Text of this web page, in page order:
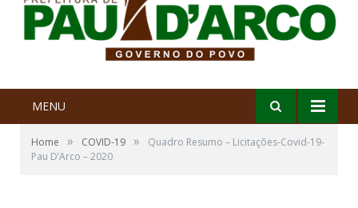
MENU
Home » COVID-19 »
Quadro Resumo – Licitações-Covid-19-
Pau D’Arco – 2020